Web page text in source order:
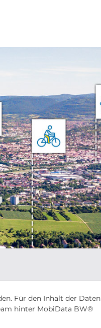
Für den Inhalt der Daten
hinter MobiData BW®